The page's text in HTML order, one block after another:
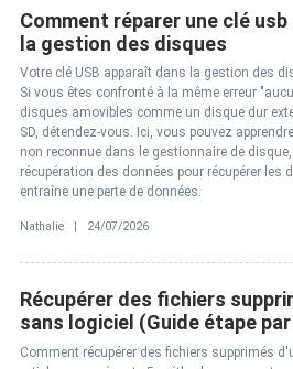
Comment réparer une clé
la gestion des disques
Votre clé USB apparaît dans la gestion des
Si vous êtes confronté à la même erreur
disques amovibles comme un disque dur
SD, détendez-vous. Ici, vous pouvez
non reconnue dans le gestionnaire de
récupération des données pour récupérer les
entraîne une perte de données.
Nathalie | 24/07/2026
Récupérer des fichiers
sans logiciel (Guide étape
Comment récupérer des fichiers supprimés